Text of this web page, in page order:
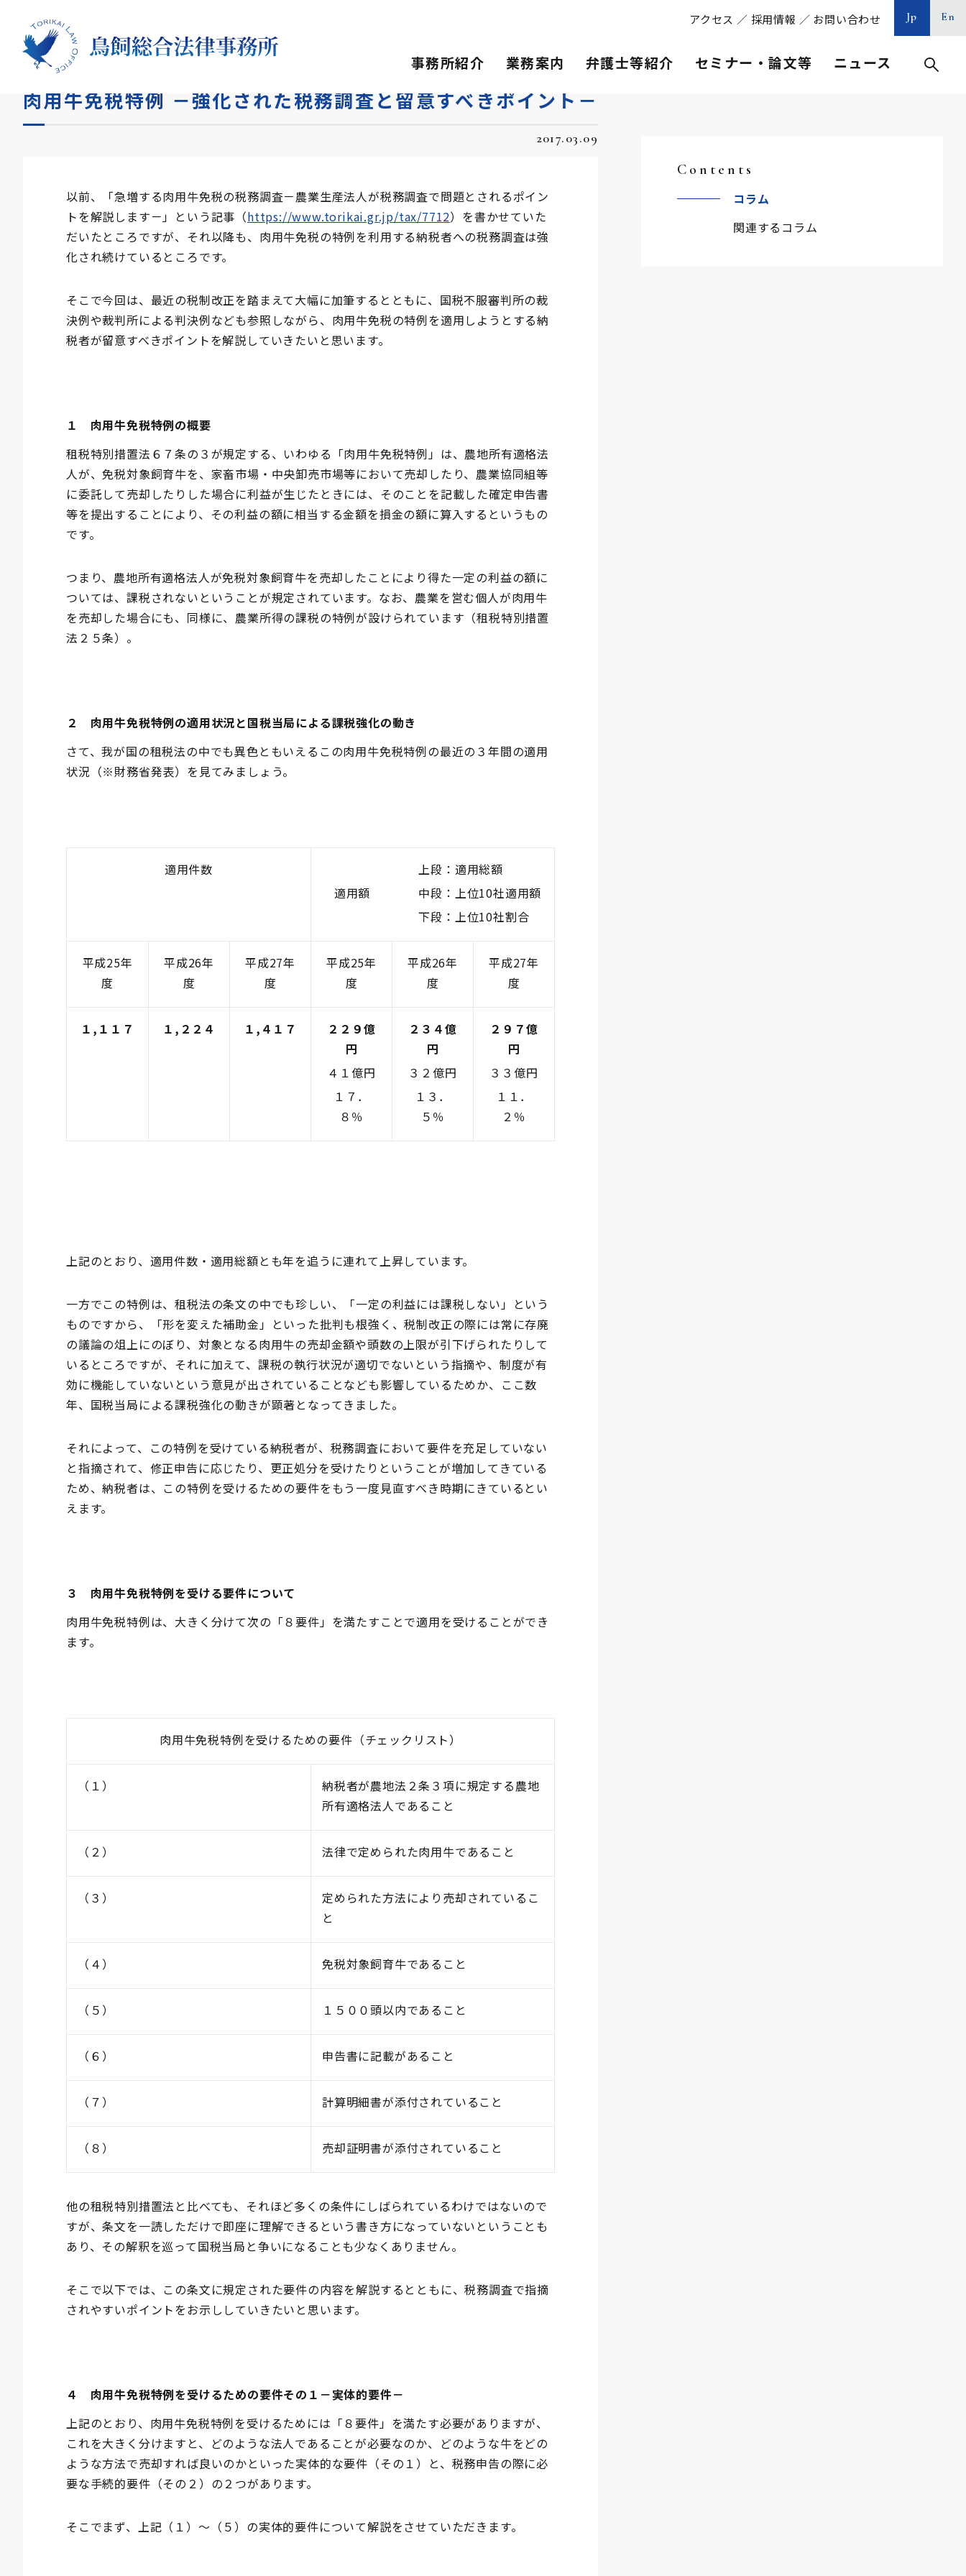
アクセス ／ 採用情報 ／ お問い合わせ Jp En
事務所紹介 業務案内 弁護士等紹介 セミナー・論文等 ニュース
HOME
肉用牛免税特例 －強化された税務調査と留意すべきポイント－
2017.03.09
以前、「急増する肉用牛免税の税務調査－農業生産法人が税務調査で問題とされるポイン
トを解説します－」という記事（https://www.torikai.gr.jp/tax/7712）を書かせていた
だいたところですが、それ以降も、肉用牛免税の特例を利用する納税者への税務調査は強
化され続けているところです。
そこで今回は、最近の税制改正を踏まえて大幅に加筆するとともに、国税不服審判所の裁
決例や裁判所による判決例なども参照しながら、肉用牛免税の特例を適用しようとする納
税者が留意すべきポイントを解説していきたいと思います。
１ 肉用牛免税特例の概要
租税特別措置法６７条の３が規定する、いわゆる「肉用牛免税特例」は、農地所有適格法
人が、免税対象飼育牛を、家畜市場・中央卸売市場等において売却したり、農業協同組等
に委託して売却したりした場合に利益が生じたときには、そのことを記載した確定申告書
等を提出することにより、その利益の額に相当する金額を損金の額に算入するというもの
です。
つまり、農地所有適格法人が免税対象飼育牛を売却したことにより得た一定の利益の額に
ついては、課税されないということが規定されています。なお、農業を営む個人が肉用牛
を売却した場合にも、同様に、農業所得の課税の特例が設けられています（租税特別措置
法２５条）。
２ 肉用牛免税特例の適用状況と国税当局による課税強化の動き
さて、我が国の租税法の中でも異色ともいえるこの肉用牛免税特例の最近の３年間の適用
状況（※財務省発表）を見てみましょう。
適用件数
上段：適用総額
適用額 中段：上位10社適用額
下段：上位10社割合
平成25年
度
平成26年
度
平成27年
度
平成25年
度
平成26年
度
平成27年
度
１, １１７ １, ２２４ １, ４１７
２２９億
円
４１億円
１７．
８％
２３４億
円
３２億円
１３．
５％
２９７億
円
３３億円
１１．
２％
上記のとおり、適用件数・適用総額とも年を追うに連れて上昇しています。
一方でこの特例は、租税法の条文の中でも珍しい、「一定の利益には課税しない」という
ものですから、「形を変えた補助金」といった批判も根強く、税制改正の際には常に存廃
の議論の俎上にのぼり、対象となる肉用牛の売却金額や頭数の上限が引下げられたりして
いるところですが、それに加えて、課税の執行状況が適切でないという指摘や、制度が有
効に機能していないという意見が出されていることなども影響しているためか、ここ数
年、国税当局による課税強化の動きが顕著となってきました。
それによって、この特例を受けている納税者が、税務調査において要件を充足していない
と指摘されて、修正申告に応じたり、更正処分を受けたりということが増加してきている
ため、納税者は、この特例を受けるための要件をもう一度見直すべき時期にきているとい
えます。
３ 肉用牛免税特例を受ける要件について
肉用牛免税特例は、大きく分けて次の「８要件」を満たすことで適用を受けることができ
ます。
肉用牛免税特例を受けるための要件（チェックリスト）
（１）
納税者が農地法２条３項に規定する農地
所有適格法人であること
（２） 法律で定められた肉用牛であること
（３）
定められた方法により売却されているこ
と
（４） 免税対象飼育牛であること
（５） １５００頭以内であること
（６） 申告書に記載があること
（７） 計算明細書が添付されていること
（８） 売却証明書が添付されていること
他の租税特別措置法と比べても、それほど多くの条件にしばられているわけではないので
すが、条文を一読しただけで即座に理解できるという書き方になっていないということも
あり、その解釈を巡って国税当局と争いになることも少なくありません。
そこで以下では、この条文に規定された要件の内容を解説するとともに、税務調査で指摘
されやすいポイントをお示ししていきたいと思います。
４ 肉用牛免税特例を受けるための要件その１－実体的要件－
上記のとおり、肉用牛免税特例を受けるためには「８要件」を満たす必要がありますが、
これを大きく分けますと、どのような法人であることが必要なのか、どのような牛をどの
ような方法で売却すれば良いのかといった実体的な要件（その１）と、税務申告の際に必
要な手続的要件（その２）の２つがあります。
そこでまず、上記（１）～（５）の実体的要件について解説をさせていただきます。
Contents
コラム
関連するコラム